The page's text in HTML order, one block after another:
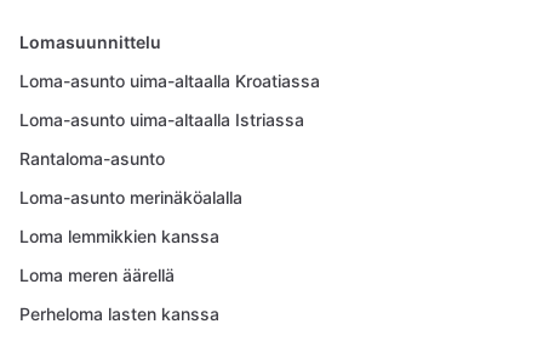
Lomasuunnittelu
Loma-asunto uima-altaalla Kroatiassa
Loma-asunto uima-altaalla Istriassa
Rantaloma-asunto
Loma-asunto merinäköalalla
Loma lemmikkien kanssa
Loma meren äärellä
Perheloma lasten kanssa